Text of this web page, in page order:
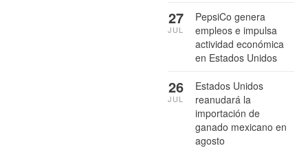
PepsiCo genera
empleos e impulsa
actividad económica
en Estados Unidos
27
JUL
Estados Unidos
reanudará la
importación de
ganado mexicano en
agosto
26
JUL